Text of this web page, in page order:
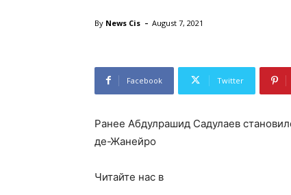
By News Cis - August 7, 2021
Facebook Twitter
Ранее Абдулрашид Садулаев
де-Жанейро
Читайте нас в